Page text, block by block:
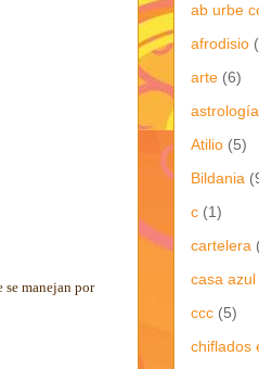
se manejan por
ab urbe
afrodisio
arte (6)
Atilio (5)
Bildania
c (1)
cartelera
casa azul
ccc (5)
chiflados